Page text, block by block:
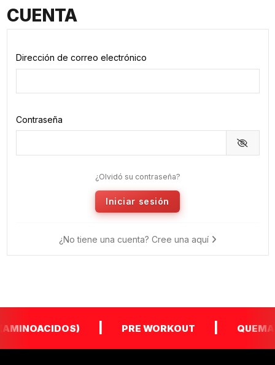
CUENTA
Dirección de correo electrónico
Contraseña
¿Olvidó su contraseña?
Iniciar sesión
¿No tiene una cuenta? Cree una aquí
PRE WORKOUT